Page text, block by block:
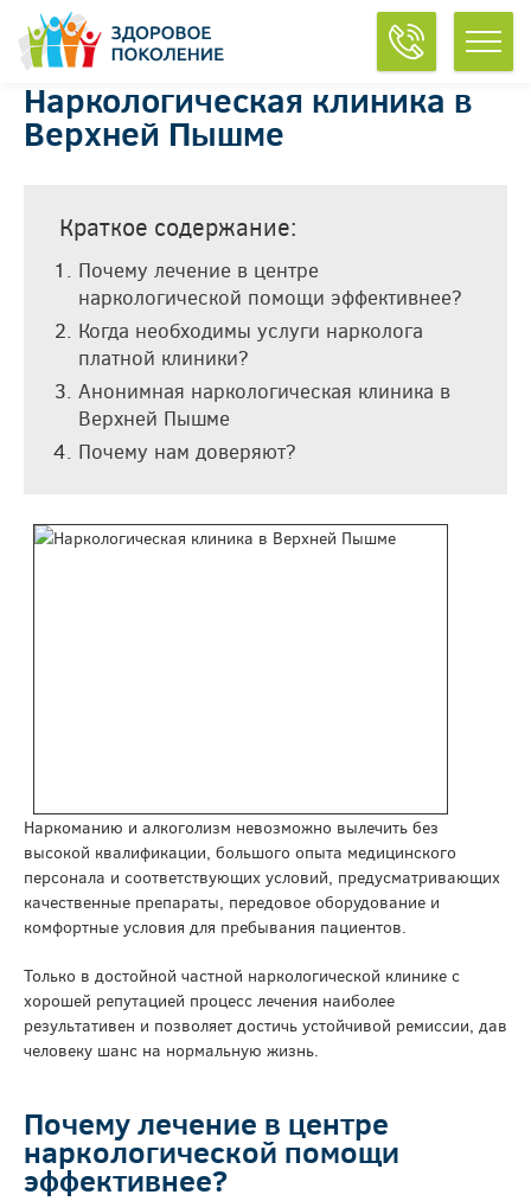
Наркологическая клиника в
Верхней Пышме
Краткое содержание:
Почему лечение в центре
наркологической помощи эффективнее?
Когда необходимы услуги нарколога
платной клиники?
Анонимная наркологическая клиника в
Верхней Пышме
Почему нам доверяют?
Наркоманию и алкоголизм невозможно вылечить без
высокой квалификации, большого опыта медицинского
персонала и соответствующих условий, предусматривающих
качественные препараты, передовое оборудование и
комфортные условия для пребывания пациентов.
Только в достойной частной наркологической клинике с
хорошей репутацией процесс лечения наиболее
результативен и позволяет достичь устойчивой ремиссии, дав
человеку шанс на нормальную жизнь.
Почему лечение в центре
наркологической помощи
эффективнее?